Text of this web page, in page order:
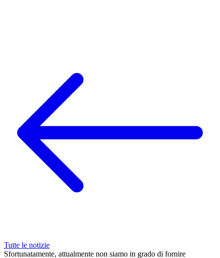
Tutte le notizie
Sfortunatamente, attualmente non siamo in grado di fornire